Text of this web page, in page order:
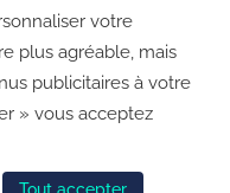
Politique de
de gestion des
votre
plus agréable, mais
publicitaires à votre
» vous acceptez